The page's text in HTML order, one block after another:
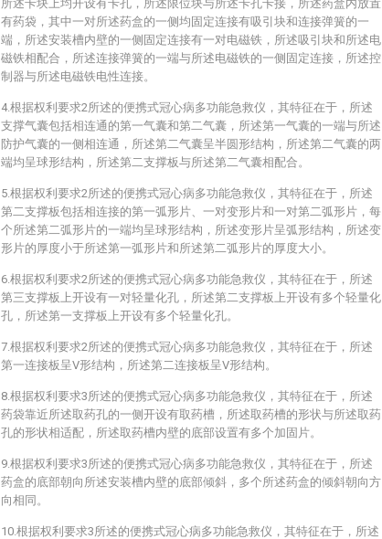
所述卡块上均开设有卡孔，所述限位块与所述卡孔卡接，所述药盒内放置
有药袋，其中一对所述药盒的一侧均固定连接有吸引块和连接弹簧的一
端，所述安装槽内壁的一侧固定连接有一对电磁铁，所述吸引块和所述电
磁铁相配合，所述连接弹簧的一端与所述电磁铁的一侧固定连接，所述控
制器与所述电磁铁电性连接。
4.根据权利要求2所述的便携式冠心病多功能急救仪，其特征在于，所述
支撑气囊包括相连通的第一气囊和第二气囊，所述第一气囊的一端与所述
防护气囊的一侧相连通，所述第二气囊呈半圆形结构，所述第二气囊的两
端均呈球形结构，所述第二支撑板与所述第二气囊相配合。
5.根据权利要求2所述的便携式冠心病多功能急救仪，其特征在于，所述
第二支撑板包括相连接的第一弧形片、一对变形片和一对第二弧形片，每
个所述第二弧形片的一端均呈球形结构，所述变形片呈弧形结构，所述变
形片的厚度小于所述第一弧形片和所述第二弧形片的厚度大小。
6.根据权利要求2所述的便携式冠心病多功能急救仪，其特征在于，所述
第三支撑板上开设有一对轻量化孔，所述第二支撑板上开设有多个轻量化
孔，所述第一支撑板上开设有多个轻量化孔。
7.根据权利要求2所述的便携式冠心病多功能急救仪，其特征在于，所述
第一连接板呈V形结构，所述第二连接板呈V形结构。
8.根据权利要求3所述的便携式冠心病多功能急救仪，其特征在于，所述
药袋靠近所述取药孔的一侧开设有取药槽，所述取药槽的形状与所述取药
孔的形状相适配，所述取药槽内壁的底部设置有多个加固片。
9.根据权利要求3所述的便携式冠心病多功能急救仪，其特征在于，所述
药盒的底部朝向所述安装槽内壁的底部倾斜，多个所述药盒的倾斜朝向方
向相同。
10.根据权利要求3所述的便携式冠心病多功能急救仪，其特征在于，所述